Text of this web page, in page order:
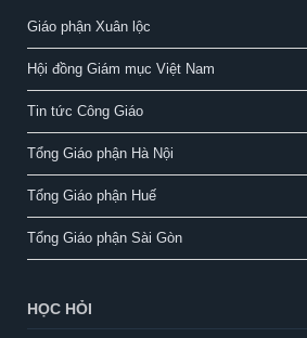
Giáo phận Xuân lộc
Hội đồng Giám mục Việt Nam
Tin tức Công Giáo
Tổng Giáo phận Hà Nội
Tổng Giáo phận Huế
Tổng Giáo phận Sài Gòn
HỌC HỎI